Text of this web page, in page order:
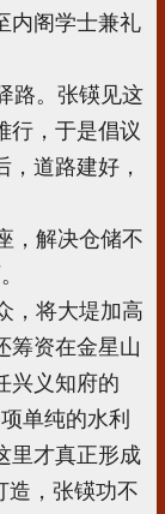
内阁学士兼礼
路。张锳见这
行，于是倡议
，道路建好，
，解决仓储不
，将大堤加高
筹资在金星山
兴义知府的
单纯的水利
里才真正形成
造，张锳功不